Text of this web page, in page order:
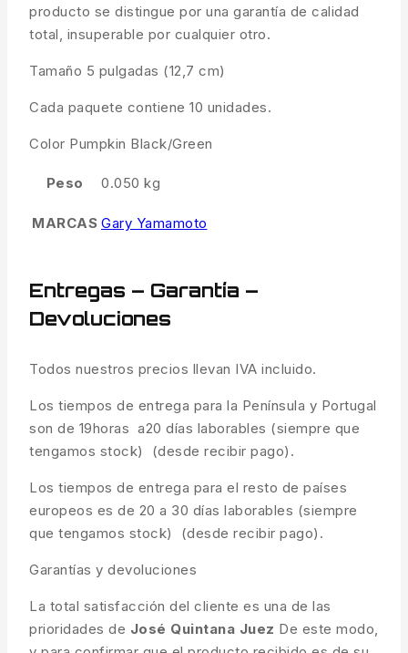
producto se distingue por una garantía de calidad
total, insuperable por cualquier otro.
Tamaño 5 pulgadas (12,7 cm)
Cada paquete contiene 10 unidades.
Color Pumpkin Black/Green
Peso 0.050 kg
MARCAS Gary Yamamoto
Entregas – Garantía –
Devoluciones
Todos nuestros precios llevan IVA incluido.
Los tiempos de entrega para la Península y Portugal
son de 19horas a20 días laborables (siempre que
tengamos stock) (desde recibir pago).
Los tiempos de entrega para el resto de países
europeos es de 20 a 30 días laborables (siempre
que tengamos stock) (desde recibir pago).
Garantías y devoluciones
La total satisfacción del cliente es una de las
prioridades de José Quintana Juez De este modo,